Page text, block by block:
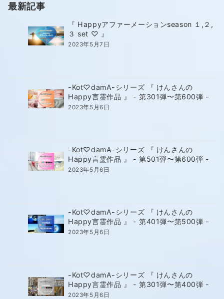
最新記事
『 Happyアファーメーションseason １,２,
３ set ♡ 』
2023年5月7日
-Kot♡damA-シリーズ 『 けんさんの
Happy言霊作品 』 - 第301弾〜第600弾 -
2023年5月6日
-Kot♡damA-シリーズ 『 けんさんの
Happy言霊作品 』 - 第501弾〜第600弾 -
2023年5月6日
-Kot♡damA-シリーズ 『 けんさんの
Happy言霊作品 』 - 第401弾〜第500弾 -
2023年5月6日
-Kot♡damA-シリーズ 『 けんさんの
Happy言霊作品 』 - 第301弾〜第400弾 -
2023年5月6日